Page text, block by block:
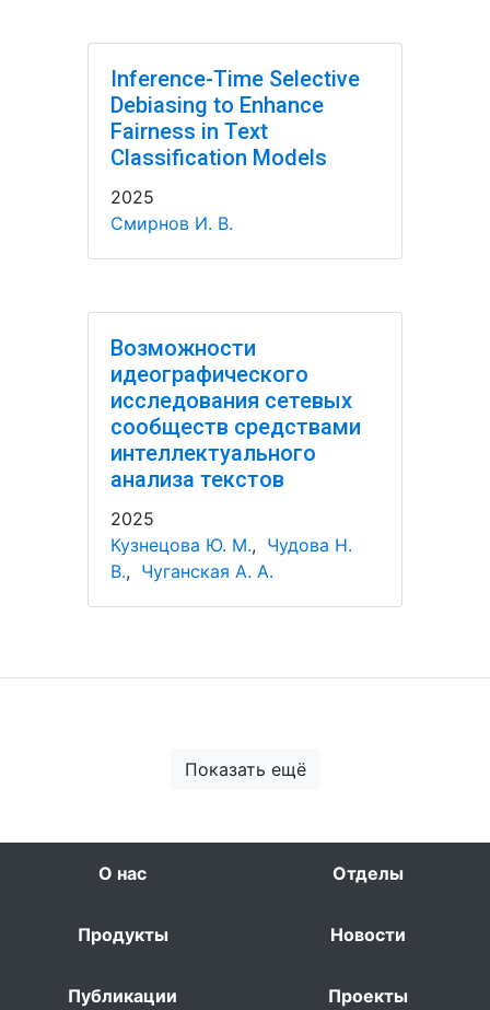
Inference-Time Selective
Debiasing to Enhance
Fairness in Text
Classification Models
2025
Смирнов И. В.
Возможности
идеографического
исследования сетевых
сообществ средствами
интеллектуального
анализа текстов
2025
Кузнецова Ю. М., Чудова Н.
В., Чуганская А. А.
Показать ещё
О нас Отделы
Продукты Новости
Публикации Проекты